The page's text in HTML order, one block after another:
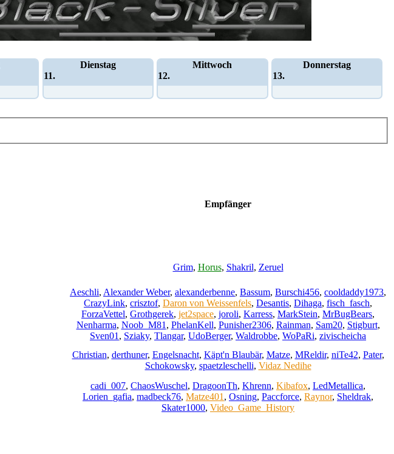
Dienstag
11.
Mittwoch
12.
Donnerstag
13.
Empfänger
Grim, Horus, Shakril, Zeruel
Aeschli, Alexander Weber, alexanderbenne, Bassum, Burschi456, cooldaddy1973,
CrazyLink, crisztof, Daron von Weissenfels, Desantis, Dihaga, fisch_fasch,
ForzaVettel, Grothgerek, jet2space, joroli, Karress, MarkStein, MrBugBears,
Nenharma, Noob_M81 , PhelanKell, Punisher2306, Rainman, Sam20, Stigburt,
Sven01 , Sziaky, Tlangar, UdoBerger, Waldrobbe, WoPaRi, zivischeicha
Christian, derthuner, Engelsnacht, Käpt'n Blaubär, Matze, MReldir, niTe42, Pater,
Schokowsky, spaetzleschelli, Vidaz Nedihe
cadi_007, ChaosWuschel, DragoonTh, Khrenn, Kibafox, LedMetallica,
Lorien_gafia, madbeck76, Matze401 , Osning, Paccforce, Raynor, Sheldrak,
Skater1000, Video_Game_History